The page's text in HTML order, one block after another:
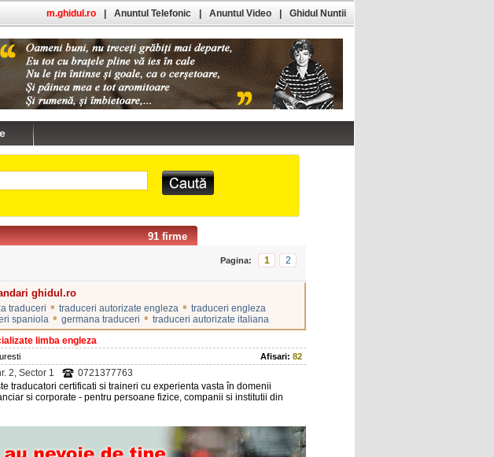
91 firme
Pagina: 1 2
ghidul.ro
traduceri • traduceri autorizate engleza • traduceri engleza
spaniola • germana traduceri • traduceri autorizate italiana
limba engleza
Afisari: 82
2, Sector 1
0721377763
traducatori certificati si traineri cu experienta vasta în domenii
si corporate - pentru persoane fizice, companii si institutii din
m.ghidul.ro Anuntul Telefonic Anuntul Video Ghidul Nuntii